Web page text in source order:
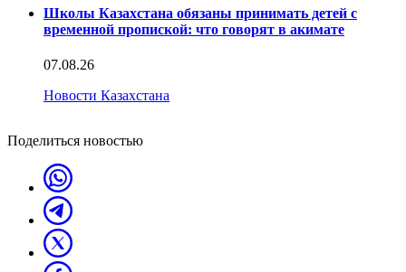
Школы Казахстана обязаны принимать детей с
временной пропиской: что говорят в акимате
07.08.26
Новости Казахстана
Поделиться новостью